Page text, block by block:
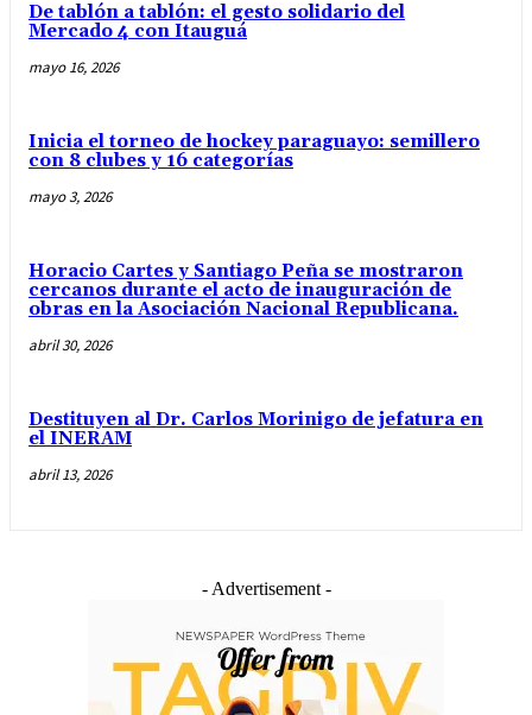
De tablón a tablón: el gesto solidario del
Mercado 4 con Itauguá
mayo 16, 2026
Inicia el torneo de hockey paraguayo: semillero
con 8 clubes y 16 categorías
mayo 3, 2026
Horacio Cartes y Santiago Peña se mostraron
cercanos durante el acto de inauguración de
obras en la Asociación Nacional Republicana.
abril 30, 2026
Destituyen al Dr. Carlos Morinigo de jefatura en
el INERAM
abril 13, 2026
- Advertisement -